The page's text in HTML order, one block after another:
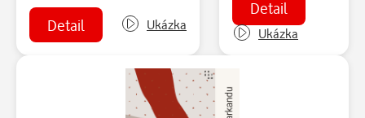
Detail Ukázka
Detail
Ukázka